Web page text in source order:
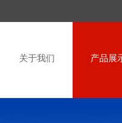
关于我们 产品展